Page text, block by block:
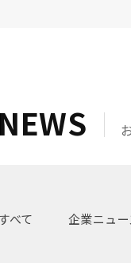
NEWS
すべて 企業ニュ